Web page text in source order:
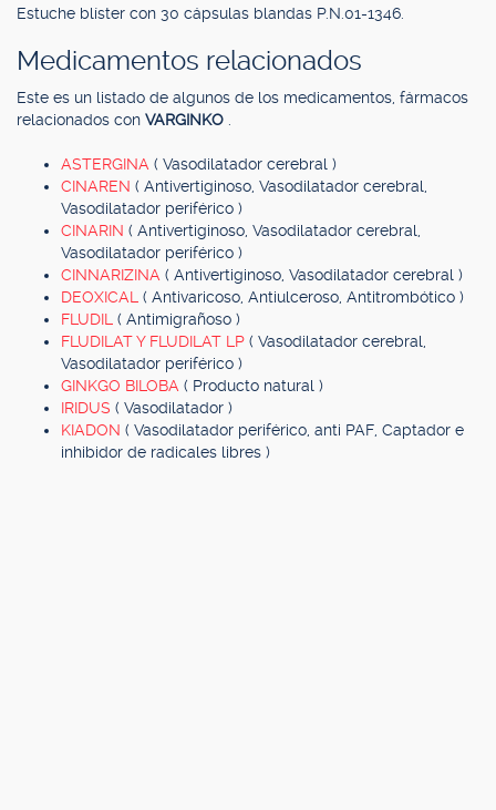
Estuche blíster con 30 cápsulas blandas P.N.01-1346.
Medicamentos relacionados
Este es un listado de algunos de los medicamentos, fármacos
relacionados con VARGINKO
ASTERGINA ( Vasodilatador cerebral )
CINAREN ( Antivertiginoso, Vasodilatador cerebral,
Vasodilatador periférico )
CINARIN ( Antivertiginoso, Vasodilatador cerebral,
Vasodilatador periférico )
CINNARIZINA ( Antivertiginoso, Vasodilatador cerebral )
DEOXICAL ( Antivaricoso, Antiulceroso, Antitrombótico )
FLUDIL ( Antimigrañoso )
FLUDILAT Y FLUDILAT LP ( Vasodilatador cerebral,
Vasodilatador periférico )
GINKGO BILOBA ( Producto natural )
IRIDUS ( Vasodilatador )
KIADON ( Vasodilatador periférico, anti PAF, Captador e
inhibidor de radicales libres )